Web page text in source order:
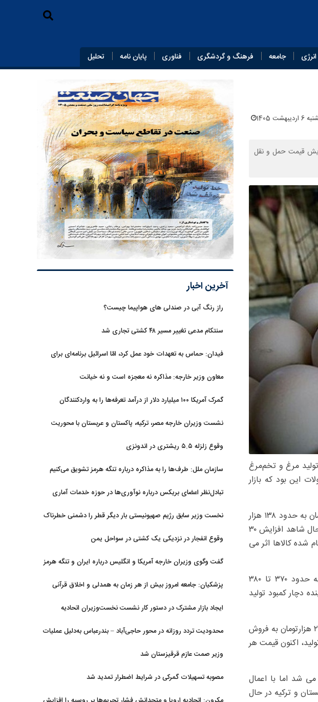
انرژی جامعه فرهنگ و گردشگری فناوری پایان‌ نامه تحلیل
1405
قیمت حمل و نقل
مرغ و تخم‌مرغ
این بود که بازار
وی با اشاره به افزایش بهای نهاده های تولید افزود: نرخ ارز تامین نهاده های دام و طیور از ۱۱۲ هزار تومان به حدود ۱۳۸ هزار
تومان و اعمال نرخ ارز حقوق گمرکی از ۲۸ هزار و ۵۰۰ تومان به ۱۳۸ هزار تومان افزایش یافته و در عین حال شاهد افزایش ۳۰
قیمت تمام شده کالاها اثر می
فتحی گفت: قیمت مرغ آماده مصرف در اواخر سال گذشته حدود ۳۵۰ هزار تومان بود که اکنون به حدود ۳۷۰ تا ۳۸۰
دچار کمبود تولید
معاون برنامه ریزی و امور اقتصادی وزارت جهاد کشاورزی یادآور شد: اواخر پارسال هر شانه تخم مرغ ۲۷۰ هزارتومان به فروش
های تولید، اکنون قیمت هر
شد اما با اعمال
و ترکیه در حال
آخرین اخبار
راز رنگ آبی در صندلی های هواپیما چیست؟
سنتکام مدعی تغییر مسیر ۴۸ کشتی تجاری شد
فیدان: حماس به تعهدات خود عمل کرد، امّا اسرائیل برنامه‌ای برای
معاون وزیر خارجه: مذاکره نه معجزه است و نه خیانت
گمرک آمریکا ۱۰۰ میلیارد دلار از درآمد تعرفه‌ها را به واردکنندگان
نشست وزیران خارجه مصر، ترکیه، پاکستان و عربستان با محوریت
وقوع زلزله ۵.۵ ریشتری در اندونزی
سازمان ملل: طرف‌ها را به مذاکره درباره تنگه هرمز تشویق می‌کنیم
تبادل‌نظر اعضای بریکس درباره نوآوری‌ها در حوزه خدمات آماری
نخست وزیر سابق رژیم صهیونیستی بار دیگر قطر را دشمنی خطرناک
وقوع انفجار در نزدیکی یک کشتی در سواحل یمن
گفت وگوی وزیران خارجه آمریکا و انگلیس درباره ایران و تنگه هرمز
پزشکیان: جامعه امروز بیش از هر زمان به همدلی و اخلاق قرآنی
ایجاد بازار مشترک در دستور کار نشست نخست‌وزیران اتحادیه
محدودیت تردد روزانه در محور حاجی‌آباد – بندرعباس به‌دلیل عملیات
وزیر صمت عازم قرقیزستان شد
مصوبه تسهیلات گمرکی در شرایط اضطرار تمدید شد